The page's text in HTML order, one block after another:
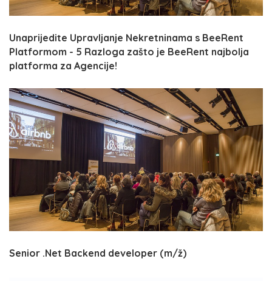
Unaprijedite Upravljanje Nekretninama s BeeRent
Platformom - 5 Razloga zašto je BeeRent najbolja
platforma za Agencije!
Senior .Net Backend developer (m/ž)